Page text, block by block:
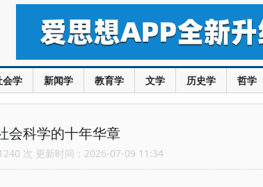
会学 新闻学 教育学 文学 历史学 哲学
会科学的十年华章
次 更新时间：2026-07-09 11:34